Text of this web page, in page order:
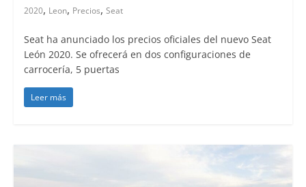
2020, Leon, Precios, Seat
Seat ha anunciado los precios oficiales del nuevo Seat
León 2020. Se ofrecerá en dos configuraciones de
carrocería, 5 puertas
Leer más